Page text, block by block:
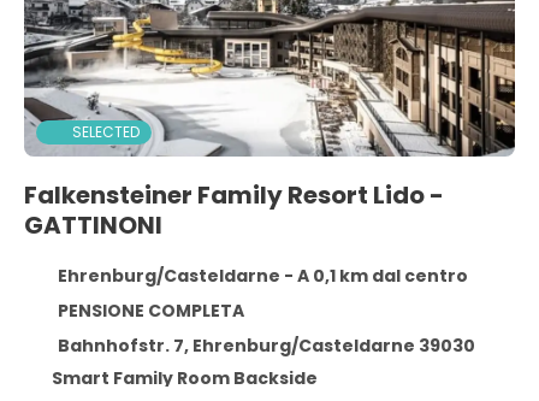
SELECTED
Falkensteiner Family Resort Lido -
GATTINONI
Ehrenburg/Casteldarne - A 0,1 km dal centro
PENSIONE COMPLETA
Bahnhofstr. 7, Ehrenburg/Casteldarne 39030
Smart Family Room Backside